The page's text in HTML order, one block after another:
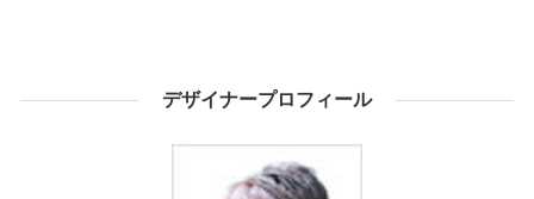
デザイナープロフィール